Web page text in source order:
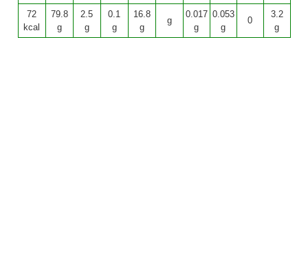
72
kcal
79.8
g
2.5
g
0.1
g
16.8
g
g
0.017
g
0.053
g
0
3.2
g